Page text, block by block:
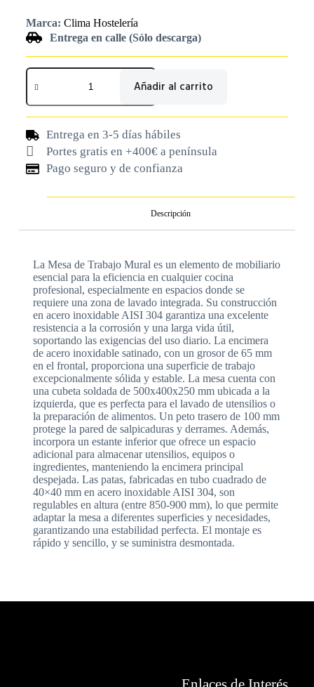
Marca: Clima Hostelería
Entrega en calle (Sólo descarga)
Añadir al carrito
Entrega en 3-5 días hábiles
Portes gratis en +400€ a península
Pago seguro y de confianza
Descripción
La Mesa de Trabajo Mural es un elemento de mobiliario
esencial para la eficiencia en cualquier cocina
profesional, especialmente en espacios donde se
requiere una zona de lavado integrada. Su construcción
en acero inoxidable AISI 304 garantiza una excelente
resistencia a la corrosión y una larga vida útil,
soportando las exigencias del uso diario. La encimera
de acero inoxidable satinado, con un grosor de 65 mm
en el frontal, proporciona una superficie de trabajo
excepcionalmente sólida y estable. La mesa cuenta con
una cubeta soldada de 500x400x250 mm ubicada a la
izquierda, que es perfecta para el lavado de utensilios o
la preparación de alimentos. Un peto trasero de 100 mm
protege la pared de salpicaduras y derrames. Además,
incorpora un estante inferior que ofrece un espacio
adicional para almacenar utensilios, equipos o
ingredientes, manteniendo la encimera principal
despejada. Las patas, fabricadas en tubo cuadrado de
40×40 mm en acero inoxidable AISI 304, son
regulables en altura (entre 850-900 mm), lo que permite
adaptar la mesa a diferentes superficies y necesidades,
garantizando una estabilidad perfecta. El montaje es
rápido y sencillo, y se suministra desmontada.